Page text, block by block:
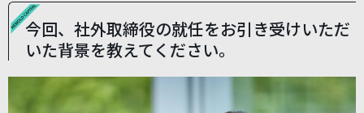
今回、社外取締役の就任をお引き受けいただ
いた背景を教えてください。